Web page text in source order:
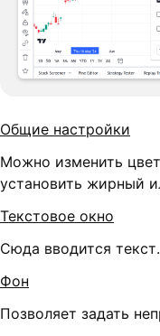
Общие настройки
Можно изменить
установить жирный
Текстовое окно
Сюда вводится текст.
Фон
Позволяет задать